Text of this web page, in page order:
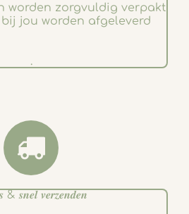
worden zorgvuldig verpakt
jou worden afgeleverd
.
& 𝒔𝒏𝒆𝒍 𝒗𝒆𝒓𝒛𝒆𝒏𝒅𝒆𝒏